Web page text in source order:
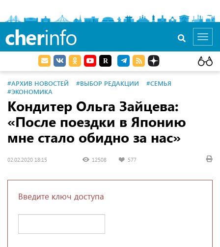
cherinfo
#АРХИВ НОВОСТЕЙ #ВЫБОР РЕДАКЦИИ
#СЕМЬЯ
#ЭКОНОМИКА
Кондитер Ольга Зайцева:
«После поездки в Японию
мне стало обидно за нас»
02.02.2020 18:15 12508 577
Введите ключ доступа